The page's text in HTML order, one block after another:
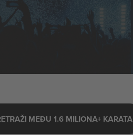
MEĐU 1.6 MILIONA+ KARATA